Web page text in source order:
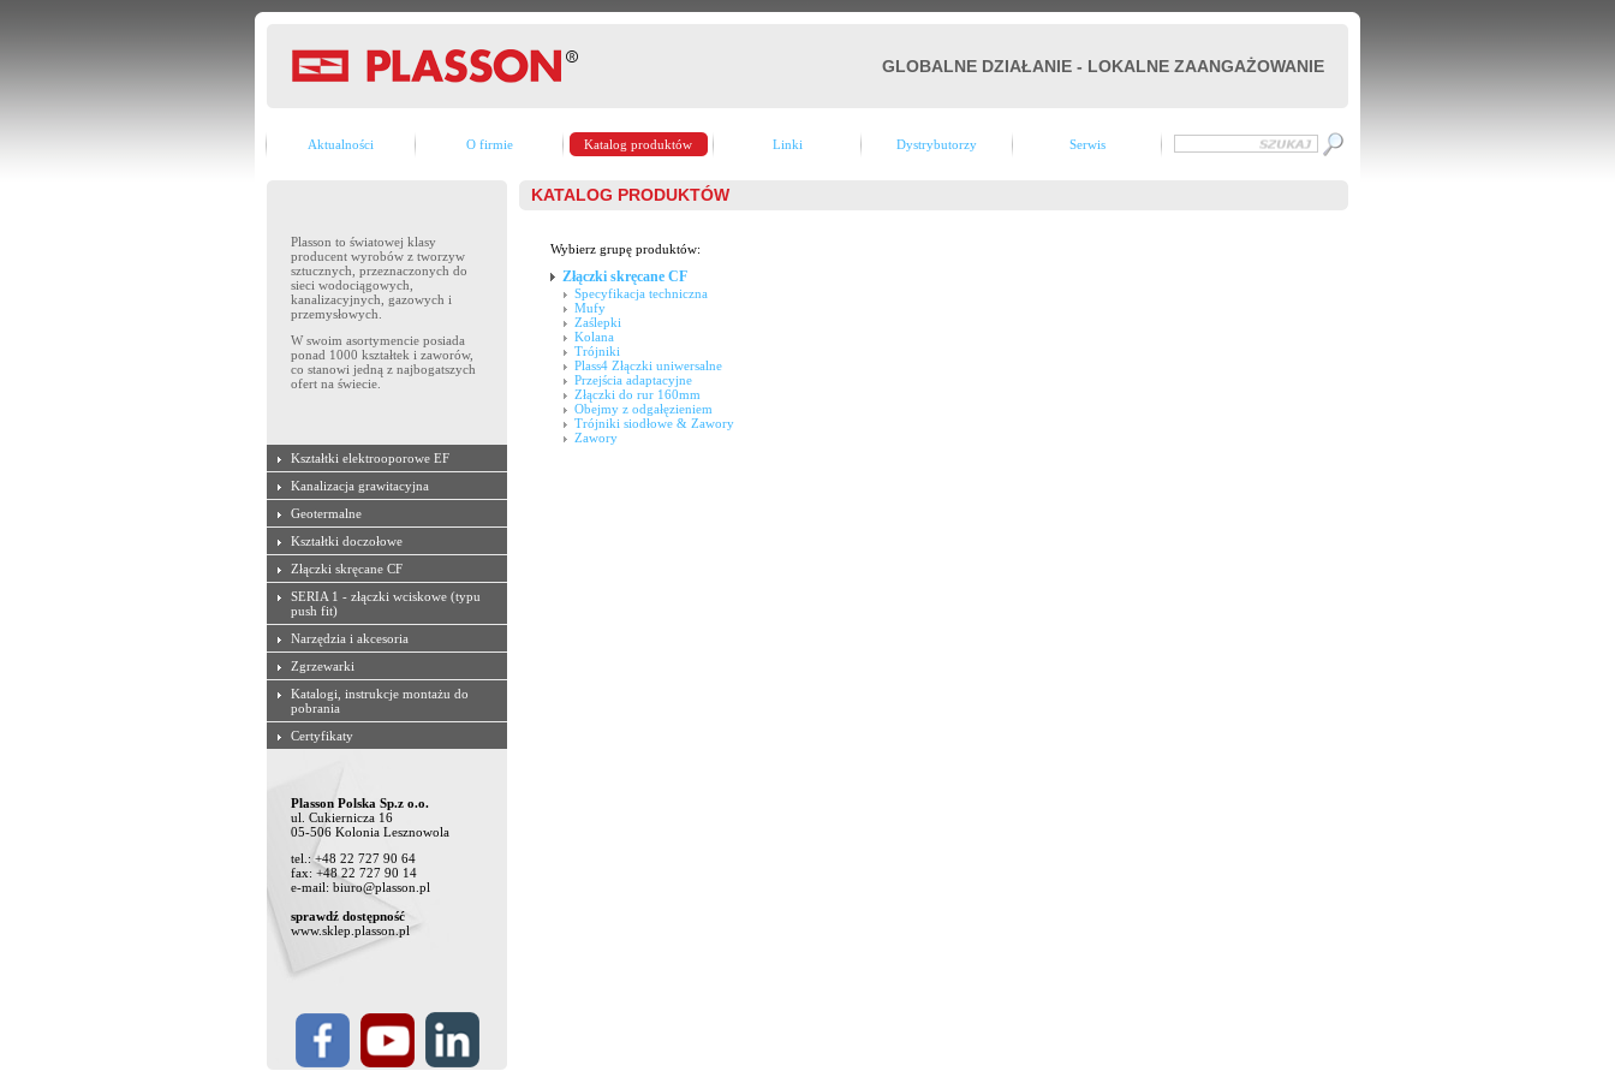
GLOBALNE DZIAŁANIE - LOKALNE ZAANGAŻOWANIE
Aktualności O firmie Katalog produktów Linki Dystrybutorzy Serwis
Plasson to światowej klasy
producent wyrobów z tworzyw
sztucznych, przeznaczonych do
sieci wodociągowych,
kanalizacyjnych, gazowych i
przemysłowych.
W swoim asortymencie posiada
ponad 1000 kształtek i zaworów,
co stanowi jedną z najbogatszych
ofert na świecie.
Kształtki elektrooporowe EF
Kanalizacja grawitacyjna
Geotermalne
Kształtki doczołowe
Złączki skręcane CF
SERIA 1 - złączki wciskowe (typu
push fit)
Narzędzia i akcesoria
Zgrzewarki
Katalogi, instrukcje montażu do
pobrania
Certyfikaty
Plasson Polska Sp.z o.o.
ul. Cukiernicza 16
05-506 Kolonia Lesznowola
tel.: +48 22 727 90 64
fax: +48 22 727 90 14
e-mail: biuro@plasson.pl
sprawdź dostępność
www.sklep.plasson.pl
KATALOG PRODUKTÓW
Wybierz grupę produktów:
Złączki skręcane CF
Specyfikacja techniczna
Mufy
Zaślepki
Kolana
Trójniki
Plass4 Złączki uniwersalne
Przejścia adaptacyjne
Złączki do rur 160mm
Obejmy z odgałęzieniem
Trójniki siodłowe & Zawory
Zawory